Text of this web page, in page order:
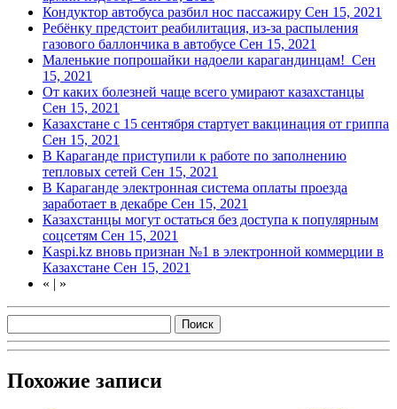
Кондуктор автобуса разбил нос пассажиру Сен 15, 2021
Ребёнку предстоит реабилитация, из-за распыления
газового баллончика в автобусе Сен 15, 2021
Маленькие попрошайки надоели карагандинцам! Сен
15, 2021
От каких болезней чаще всего умирают казахстанцы
Сен 15, 2021
Казахстане с 15 сентября стартует вакцинация от гриппа
Сен 15, 2021
В Караганде приступили к работе по заполнению
тепловых сетей Сен 15, 2021
В Караганде электронная система оплаты проезда
заработает в декабре Сен 15, 2021
Казахстанцы могут остаться без доступа к популярным
соцсетям Сен 15, 2021
Kaspi.kz вновь признан №1 в электронной коммерции в
Казахстане Сен 15, 2021
« | »
Похожие записи